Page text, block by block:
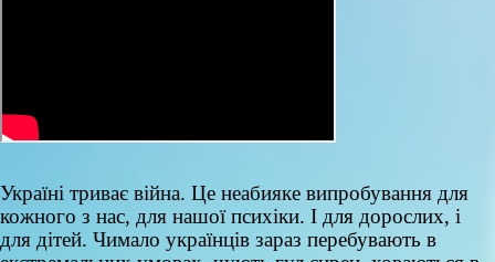
Україні триває війна. Це неабияке випробування для
кожного з нас, для нашої психіки. І для дорослих, і
для дітей. Чимало українців зараз перебувають в